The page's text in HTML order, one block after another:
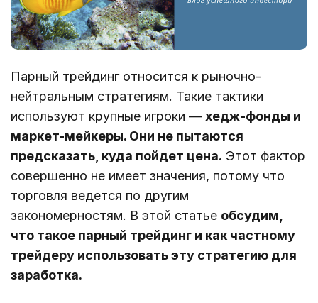
Парный трейдинг относится к рыночно-
нейтральным стратегиям. Такие тактики
используют крупные игроки ― хедж-фонды и
маркет-мейкеры. Они не пытаются
предсказать, куда пойдет цена. Этот фактор
совершенно не имеет значения, потому что
торговля ведется по другим
закономерностям. В этой статье обсудим,
что такое парный трейдинг и как частному
трейдеру использовать эту стратегию для
заработка.